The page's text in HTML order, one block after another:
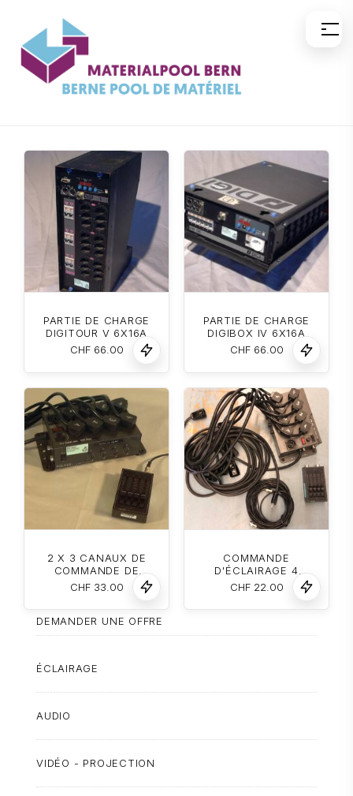
contenu
PARTIE DE CHARGE
DIGITOUR V 6X16A
CHF66.00
PARTIE DE CHARGE
DIGIBOX IV 6X16A
CHF66.00
2 X 3 CANAUX DE
COMMANDE DE
L'ÉCLAIRAGE
CHF33.00
COMMANDE
D'ÉCLAIRAGE 4
CANAUX PULSAR
CHF22.00
DEMANDER UNE OFFRE
ÉCLAIRAGE
AUDIO
VIDÉO - PROJECTION